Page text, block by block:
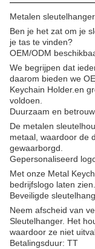
Metalen sleutelhanger
Ben je het zat om je
je tas te vinden?
OEM/ODM
We begrijpen dat
daarom bieden we
Keychain Holder.en
voldoen.
Duurzaam en
De metalen
metaal, waardoor de
gewaarborgd.
Gepersonaliseerd
Met onze Metal
bedrijfslogo laten zien.
Beveiligde
Neem afscheid van
Sleutelhanger. Het
waardoor ze niet
Betalingsduur: TT